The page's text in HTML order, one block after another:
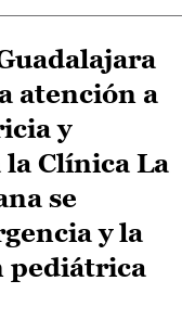
atención a
y
Clínica La
se
y la
pediátrica